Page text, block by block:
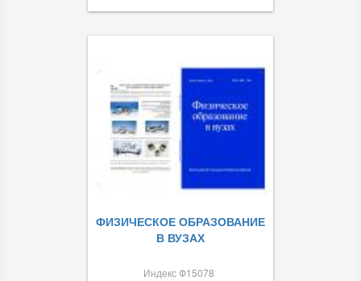
ФИЗИЧЕСКОЕ ОБРАЗОВАНИЕ
В ВУЗАХ
Индекс Ф15078